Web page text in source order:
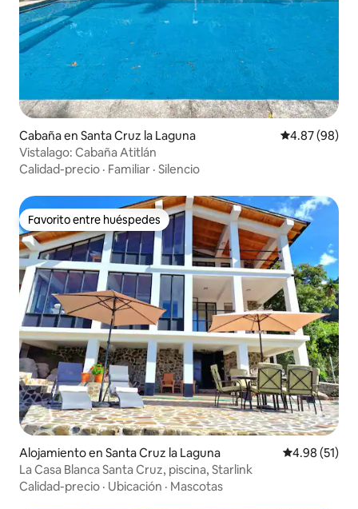
Cabaña en Santa Cruz la Laguna Calificación
4.87 (98)
Vistalago: Cabaña Atitlán
Calidad-precio · Familiar · Silencio
Favorito entre huéspedes
Favorito entre huéspedes
Alojamiento en Santa Cruz la Laguna Calificación
4.98 (51)
La Casa Blanca Santa Cruz, piscina, Starlink
Calidad-precio · Ubicación · Mascotas